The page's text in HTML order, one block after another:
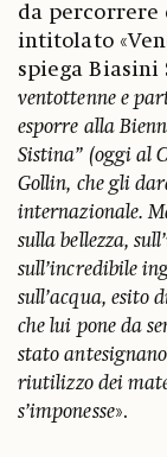
da percorrere
intitolato
spiega Biasini
ventottenne e
esporre alla
Sistina” (oggi al
Gollin, che gli
internazionale.
sulla bellezza,
sull’incredibile
sull’acqua, esito
che lui pone da
stato
riutilizzo dei
s’imponesse».